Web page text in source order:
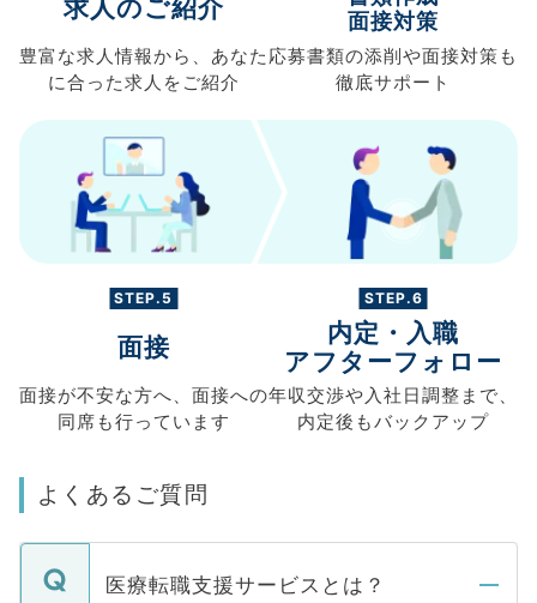
求人のご紹介
豊富な求人情報から、 あなた
に合った求人を ご紹介
面接対策
応募書類の添削や面接対策も
徹底サポート
STEP.5
面接
面接が不安な方へ、 面接への
同席も行っています
STEP.6
内定・入職
アフターフォロー
年収交渉や入社日調整まで、
内定後もバックアップ
よくあるご質問
医療転職支援サービスとは？